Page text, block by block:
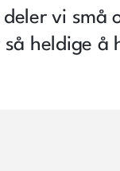
deler vi små
heldige å